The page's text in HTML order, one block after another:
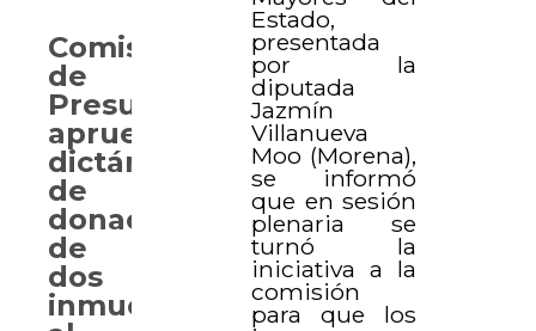
Estado,
presentada
por la
diputada
Jazmín
Villanueva
Moo (Morena),
se informó
que en sesión
plenaria se
turnó la
iniciativa a la
comisión
para que los
Comisión
de
Presupuesto
aprueba
dictámenes
de
donación
de
dos
inmuebles